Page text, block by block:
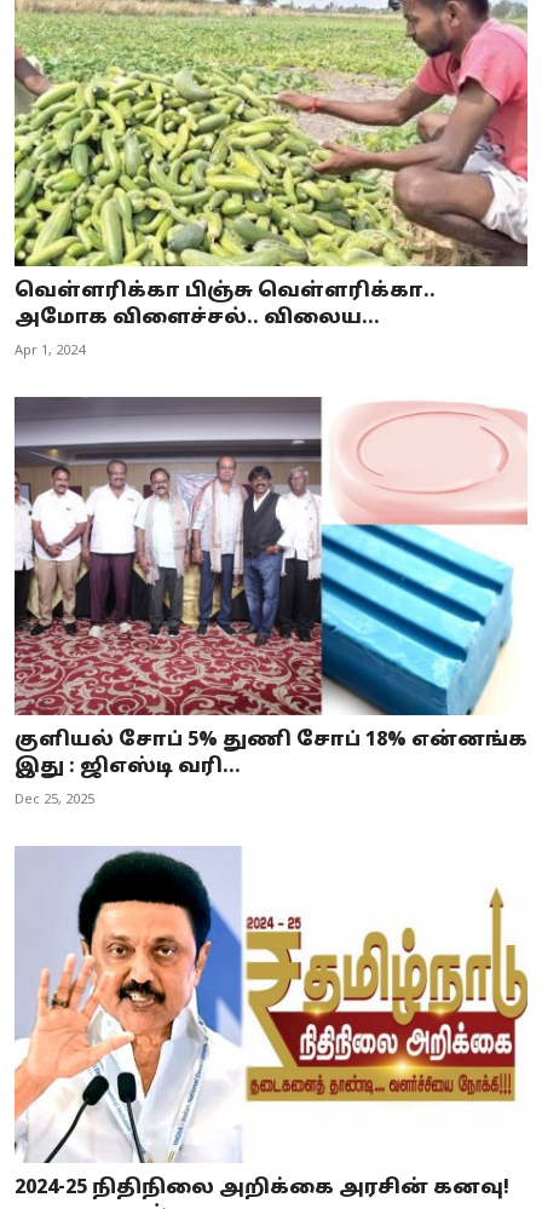
வெள்ளரிக்கா பிஞ்சு வெள்ளரிக்கா..
அமோக விளைச்சல்.. விலைய...
Apr 1, 2024
குளியல் சோப் 5% துணி சோப் 18% என்னங்க
இது : ஜிஎஸ்டி வரி...
Dec 25, 2025
2024-25 நிதிநிலை அறிக்கை அரசின் கனவு!